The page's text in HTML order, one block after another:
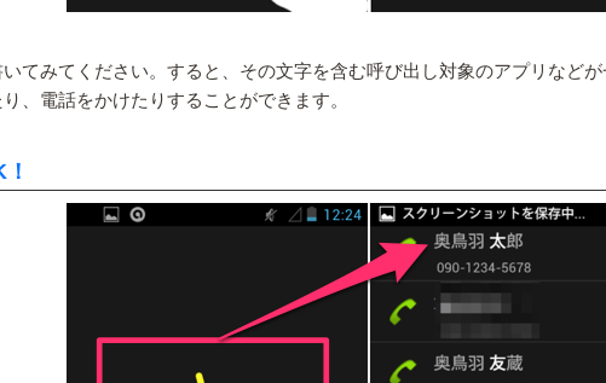
てみてください。すると、その文字を含む呼び出し対象のアプリなどが
、電話をかけたりすることができます。